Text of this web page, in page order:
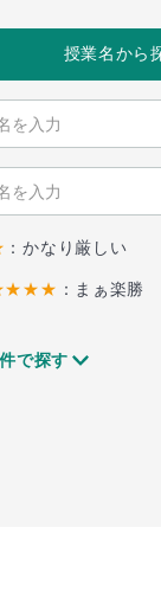
授業名から
：かなり厳しい
：まぁ楽勝
で探す